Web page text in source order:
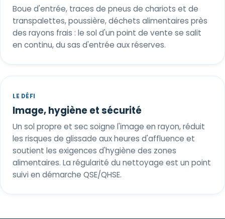
Boue d'entrée, traces de pneus de chariots et de
transpalettes, poussière, déchets alimentaires près
des rayons frais : le sol d'un point de vente se salit
en continu, du sas d'entrée aux réserves.
LE DÉFI
Image, hygiène et sécurité
Un sol propre et sec soigne l'image en rayon, réduit
les risques de glissade aux heures d'affluence et
soutient les exigences d'hygiène des zones
alimentaires. La régularité du nettoyage est un point
suivi en démarche QSE/QHSE.